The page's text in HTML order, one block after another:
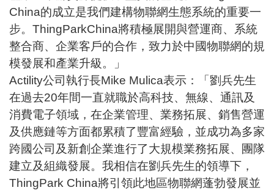
China的成立是我們建構物聯網生態系統的重要一
步。ThingParkChina將積極展開與營運商、系統
整合商、企業客戶的合作，致力於中國物聯網的規
模發展和產業升級。」
Actility公司執行長Mike Mulica表示：「劉兵先生
在過去20年間一直就職於高科技、無線、通訊及
消費電子領域，在企業管理、業務拓展、銷售營運
及供應鏈等方面都累積了豐富經驗，並成功為多家
跨國公司及新創企業進行了大規模業務拓展、團隊
建立及組織發展。我相信在劉兵先生的領導下，
ThingPark China將引領此地區物聯網蓬勃發展並